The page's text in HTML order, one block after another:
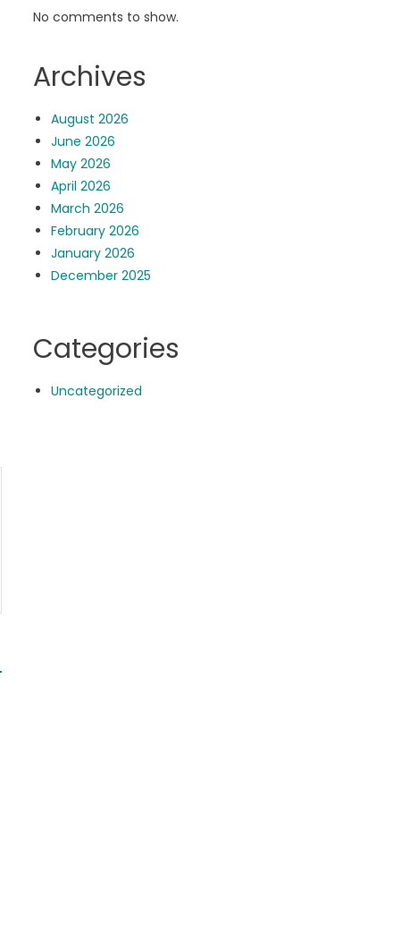
No comments to show.
Archives
August 2026
June 2026
May 2026
April 2026
March 2026
February 2026
January 2026
December 2025
Categories
Uncategorized